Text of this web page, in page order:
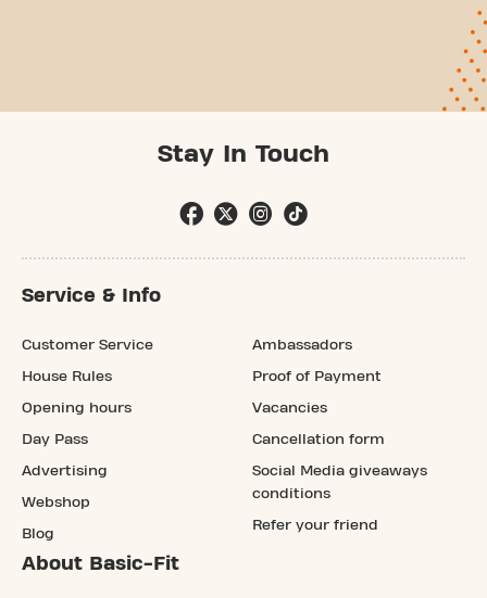
Stay In Touch
Service & Info
Customer Service
House Rules
Opening hours
Day Pass
Advertising
Webshop
Blog
Ambassadors
Proof of Payment
Vacancies
Cancellation form
Social Media giveaways
conditions
Refer your friend
About Basic-Fit